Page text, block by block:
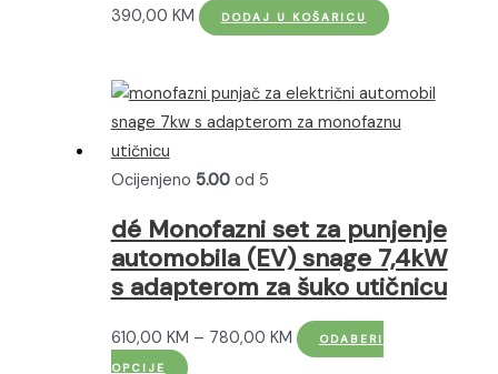
390,00 KM DODAJ U KOŠARICU
Ocijenjeno 5.00od 5
dé Monofazni set za punjenje
automobila (EV) snage 7,4kW
s adapterom za šuko utičnicu
610,00 KM – 780,00 KMRasponODABERI
OPCIJE
Ovaj